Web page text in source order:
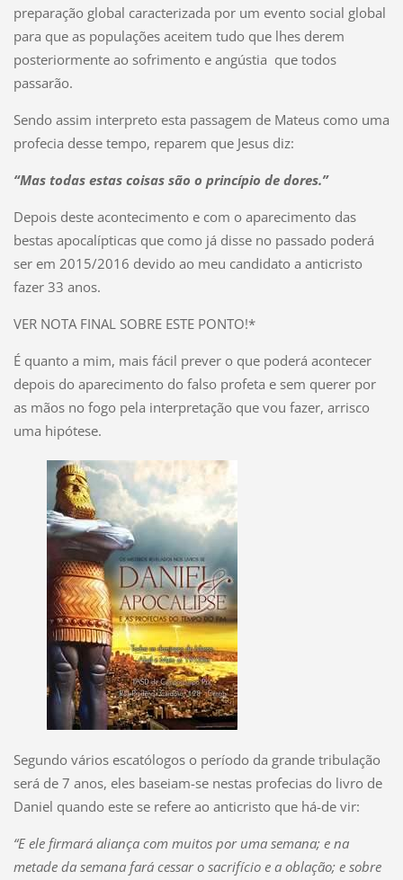
preparação global caracterizada por um evento social global
para que as populações aceitem tudo que lhes derem
posteriormente ao sofrimento e angústia que todos
passarão.
Sendo assim interpreto esta passagem de Mateus como uma
profecia desse tempo, reparem que Jesus diz:
“Mas todas estas coisas são o princípio de dores.”
Depois deste acontecimento e com o aparecimento das
bestas apocalípticas que como já disse no passado poderá
ser em 2015/2016 devido ao meu candidato a anticristo
fazer 33 anos.
VER NOTA FINAL SOBRE ESTE PONTO!*
É quanto a mim, mais fácil prever o que poderá acontecer
depois do aparecimento do falso profeta e sem querer por
as mãos no fogo pela interpretação que vou fazer, arrisco
uma hipótese.
Segundo vários escatólogos o período da grande tribulação
será de 7 anos, eles baseiam-se nestas profecias do livro de
Daniel quando este se refere ao anticristo que há-de vir:
“E ele firmará aliança com muitos por uma semana; e na
metade da semana fará cessar o sacrifício e a oblação; e sobre